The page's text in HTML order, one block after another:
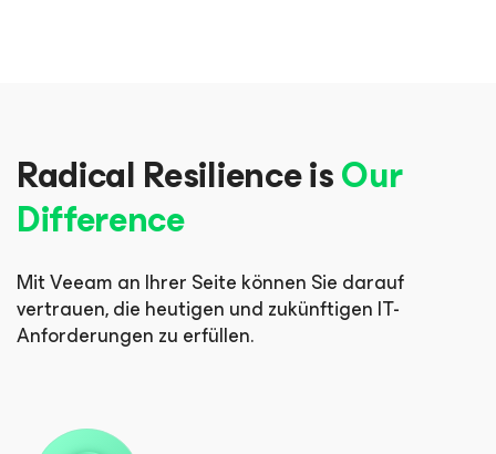
Radical Resilience isOur
Difference
Mit Veeam an Ihrer Seite können Sie darauf
vertrauen, die heutigen und zukünftigen IT-
Anforderungen zu erfüllen.